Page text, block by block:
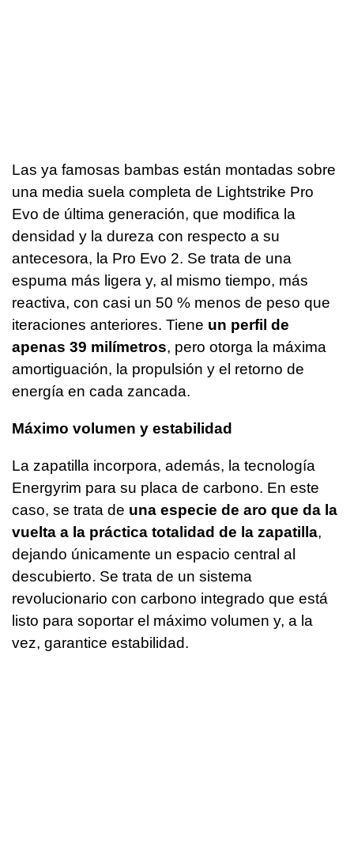
Las ya famosas bambas están montadas sobre
una media suela completa de Lightstrike Pro
Evo de última generación, que modifica la
densidad y la dureza con respecto a su
antecesora, la Pro Evo 2. Se trata de una
espuma más ligera y, al mismo tiempo, más
reactiva, con casi un 50 % menos de peso que
iteraciones anteriores. Tiene un perfil de
apenas 39 milímetros, pero otorga la máxima
amortiguación, la propulsión y el retorno de
energía en cada zancada.
Máximo volumen y estabilidad
La zapatilla incorpora, además, la tecnología
Energyrim para su placa de carbono. En este
caso, se trata de una especie de aro que da la
vuelta a la práctica totalidad de la zapatilla,
dejando únicamente un espacio central al
descubierto. Se trata de un sistema
revolucionario con carbono integrado que está
listo para soportar el máximo volumen y, a la
vez, garantice estabilidad.